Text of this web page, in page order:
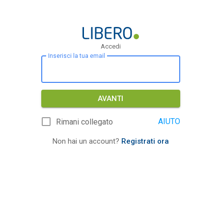
Accedi
Inserisci la tua email
AVANTI
Rimani collegato AIUTO
Non hai un account? Registrati ora